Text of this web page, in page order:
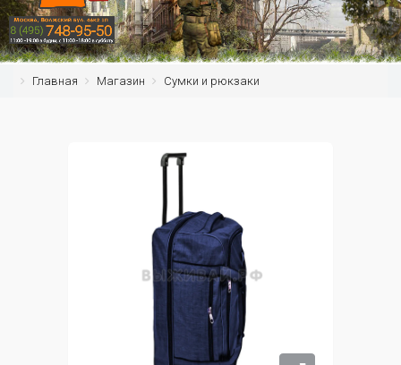
Главная Магазин Сумки и рюкзаки